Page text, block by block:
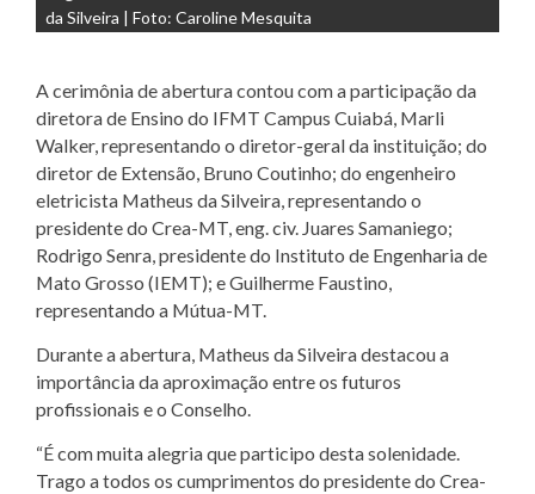
da Silveira | Foto: Caroline Mesquita
A cerimônia de abertura contou com a participação da
diretora de Ensino do IFMT Campus Cuiabá, Marli
Walker, representando o diretor-geral da instituição; do
diretor de Extensão, Bruno Coutinho; do engenheiro
eletricista Matheus da Silveira, representando o
presidente do Crea-MT, eng. civ. Juares Samaniego;
Rodrigo Senra, presidente do Instituto de Engenharia de
Mato Grosso (IEMT); e Guilherme Faustino,
representando a Mútua-MT.
Durante a abertura, Matheus da Silveira destacou a
importância da aproximação entre os futuros
profissionais e o Conselho.
“É com muita alegria que participo desta solenidade.
Trago a todos os cumprimentos do presidente do Crea-